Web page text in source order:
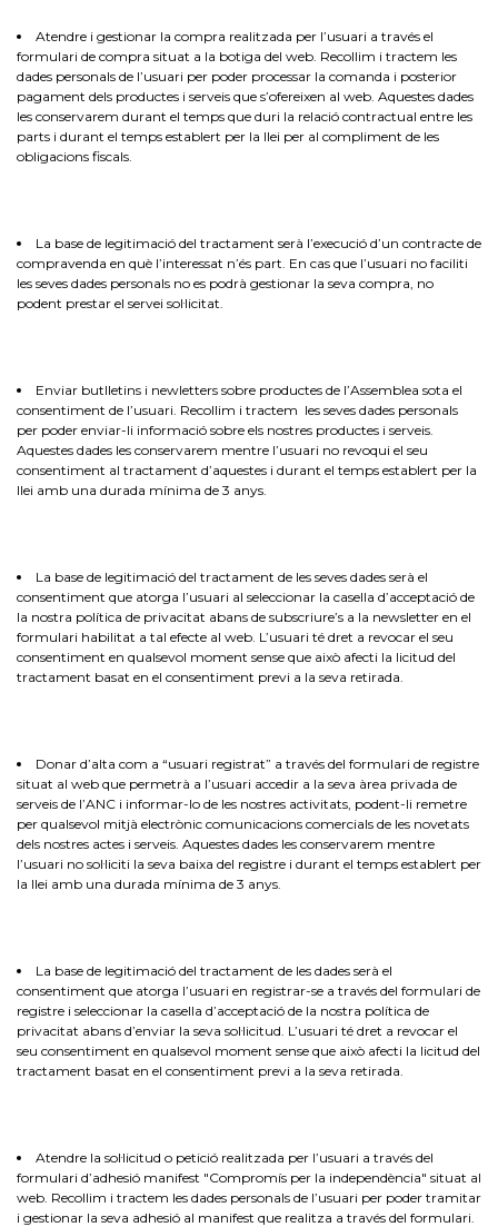
Atendre i gestionar la compra realitzada per l’usuari a través el
formulari de compra situat a la botiga del web. Recollim i tractem les
dades personals de l’usuari per poder processar la comanda i posterior
pagament dels productes i serveis que s’ofereixen al web. Aquestes dades
les conservarem durant el temps que duri la relació contractual entre les
parts i durant el temps establert per la llei per al compliment de les
obligacions fiscals.
La base de legitimació del tractament serà l’execució d’un contracte de
compravenda en què l’interessat n’és part. En cas que l’usuari no faciliti
les seves dades personals no es podrà gestionar la seva compra, no
podent prestar el servei sol·licitat.
Enviar butlletins i newletters sobre productes de l’Assemblea sota el
consentiment de l’usuari. Recollim i tractem les seves dades personals
per poder enviar-li informació sobre els nostres productes i serveis.
Aquestes dades les conservarem mentre l’usuari no revoqui el seu
consentiment al tractament d’aquestes i durant el temps establert per la
llei amb una durada mínima de 3 anys.
La base de legitimació del tractament de les seves dades serà el
consentiment que atorga l’usuari al seleccionar la casella d’acceptació de
la nostra política de privacitat abans de subscriure’s a la newsletter en el
formulari habilitat a tal efecte al web. L’usuari té dret a revocar el seu
consentiment en qualsevol moment sense que això afecti la licitud del
tractament basat en el consentiment previ a la seva retirada.
Donar d’alta com a “usuari registrat” a través del formulari de registre
situat al web que permetrà a l’usuari accedir a la seva àrea privada de
serveis de l’ANC i informar-lo de les nostres activitats, podent-li remetre
per qualsevol mitjà electrònic comunicacions comercials de les novetats
dels nostres actes i serveis. Aquestes dades les conservarem mentre
l’usuari no sol·liciti la seva baixa del registre i durant el temps establert per
la llei amb una durada mínima de 3 anys.
La base de legitimació del tractament de les dades serà el
consentiment que atorga l’usuari en registrar-se a través del formulari de
registre i seleccionar la casella d’acceptació de la nostra política de
privacitat abans d’enviar la seva sol·licitud. L’usuari té dret a revocar el
seu consentiment en qualsevol moment sense que això afecti la licitud del
tractament basat en el consentiment previ a la seva retirada.
Atendre la sol·licitud o petició realitzada per l’usuari a través del
formulari d’adhesió manifest "Compromís per la independència" situat al
web. Recollim i tractem les dades personals de l’usuari per poder tramitar
i gestionar la seva adhesió al manifest que realitza a través del formulari.